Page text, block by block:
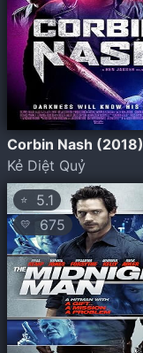
Corbin Nash (2018)
Kẻ Diệt Quỷ
⭐ 5.1
💛 675